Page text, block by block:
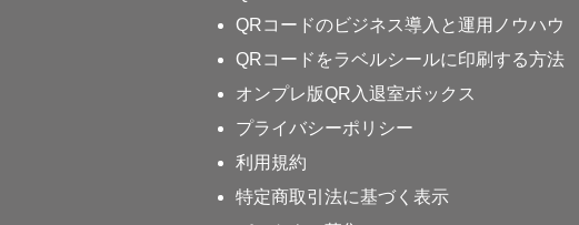
QRコードのビジネス導入と運用ノウハウ
QRコードをラベルシールに印刷する方法
オンプレ版QR入退室ボックス
プライバシーポリシー
利用規約
特定商取引法に基づく表示